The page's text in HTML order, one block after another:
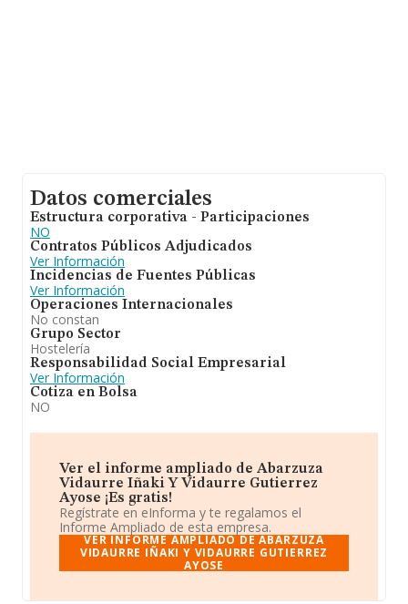
Datos comerciales
Estructura corporativa - Participaciones
NO
Contratos Públicos Adjudicados
Ver Información
Incidencias de Fuentes Públicas
Ver Información
Operaciones Internacionales
No constan
Grupo Sector
Hostelería
Responsabilidad Social Empresarial
Ver Información
Cotiza en Bolsa
NO
Ver el informe ampliado de Abarzuza
Vidaurre Iñaki Y Vidaurre Gutierrez
Ayose ¡Es gratis!
Regístrate en eInforma y te regalamos el
Informe Ampliado de esta empresa.
VER INFORME AMPLIADO DE ABARZUZA
VIDAURRE IÑAKI Y VIDAURRE GUTIERREZ
AYOSE